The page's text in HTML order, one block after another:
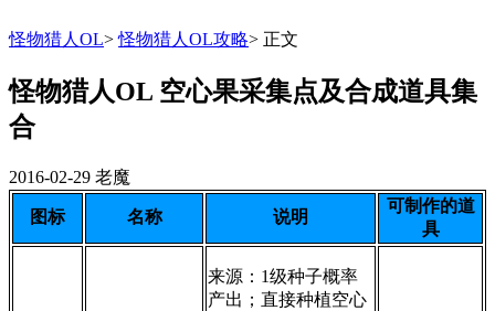
怪物猎人OL> 怪物猎人OL攻略> 正文
怪物猎人OL 空心果采集点及合成道具集
合
2016-02-29 老魔
图标 名称 说明
可制作的道
具
来源：1级种子概率
产出；直接种植空心